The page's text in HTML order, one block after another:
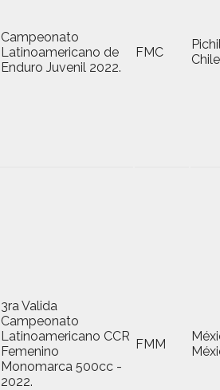
Campeonato
Latinoamericano de
Enduro Juvenil 2022.
FMC
Chile
3ra Valida
Campeonato
Latinoamericano CCR
Femenino
Monomarca 500cc -
2022.
FMM